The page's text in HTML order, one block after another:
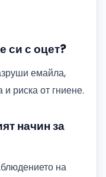
си с оцет?
емайла,
и риска от гниене.
начин за
на